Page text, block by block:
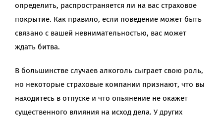
определить, распространяется ли на вас страховое
покрытие. Как правило, если поведение может быть
связано с вашей невнимательностью, вас может
ждать битва.
В большинстве случаев алкоголь сыграет свою роль,
но некоторые страховые компании признают, что вы
находитесь в отпуске и что опьянение не окажет
существенного влияния на исход дела. У других